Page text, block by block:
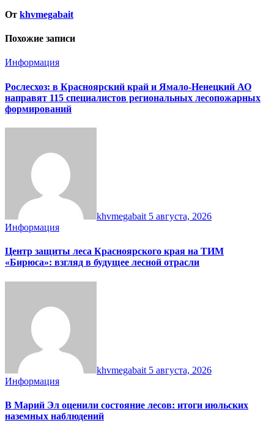
От khvmegabait
Похожие записи
Информация
Рослесхоз: в Красноярский край и Ямало-Ненецкий АО
направят 115 специалистов региональных лесопожарных
формирований
khvmegabait 5 августа, 2026
Информация
Центр защиты леса Красноярского края на ТИМ
«Бирюса»: взгляд в будущее лесной отрасли
khvmegabait 5 августа, 2026
Информация
В Марий Эл оценили состояние лесов: итоги июльских
наземных наблюдений